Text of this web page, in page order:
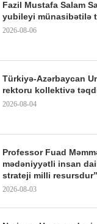
Fazil Mustafa Salam
yubileyi münasibətilə
2026-08-06
Türkiyə-Azərbaycan
rektoru kollektivə
2026-08-04
Professor Fuad
mədəniyyətli insan
strateji milli
2026-08-03